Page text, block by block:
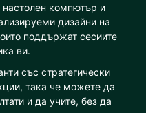
настолен компютър и
дизайни на
поддържат сесиите
ви.
със стратегически
така че можете да
и да учите, без да